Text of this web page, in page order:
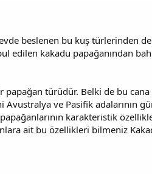
beslenen bu kuş türlerinden
edilen kakadu papağanından
papağan türüdür. Belki de bu
ve Pasifik adalarının
karakteristik
ait bu özellikleri bilmeniz